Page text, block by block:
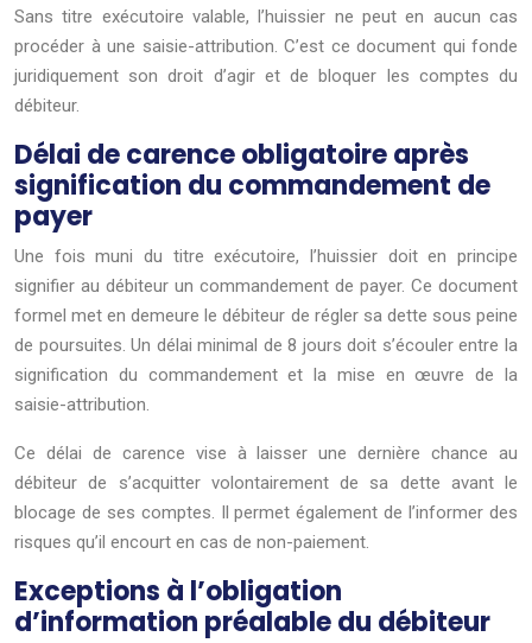
Sans titre exécutoire valable, l’huissier ne peut en aucun cas
procéder à une saisie-attribution. C’est ce document qui fonde
juridiquement son droit d’agir et de bloquer les comptes du
débiteur.
Délai de carence obligatoire après
signification du commandement de
payer
Une fois muni du titre exécutoire, l’huissier doit en principe
signifier au débiteur un commandement de payer. Ce document
formel met en demeure le débiteur de régler sa dette sous peine
de poursuites. Un délai minimal de 8 jours doit s’écouler entre la
signification du commandement et la mise en œuvre de la
saisie-attribution.
Ce délai de carence vise à laisser une dernière chance au
débiteur de s’acquitter volontairement de sa dette avant le
blocage de ses comptes. Il permet également de l’informer des
risques qu’il encourt en cas de non-paiement.
Exceptions à l’obligation
d’information préalable du débiteur